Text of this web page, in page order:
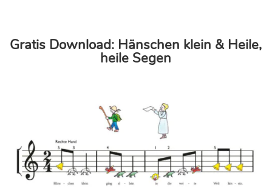
Gratis Download: Hänschen klein & Heile,
heile Segen